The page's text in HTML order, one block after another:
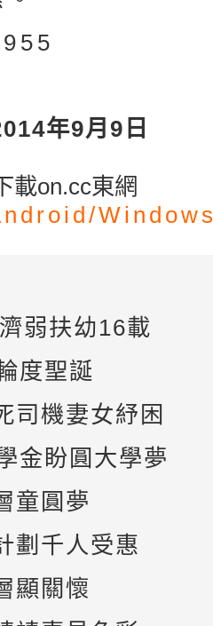
年9月9日
載on.cc東網
弱扶幼16載
度聖誕
司機妻女紓困
金盼圓大學夢
童圓夢
劃千人受惠
顯關懷